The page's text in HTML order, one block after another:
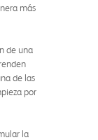
más
de una
de las
por
la